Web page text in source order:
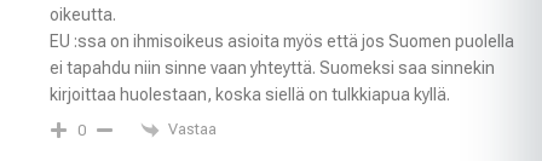
oikeutta.
EU :ssa on ihmisoikeus asioita myös että jos Suomen puolella
ei tapahdu niin sinne vaan yhteyttä. Suomeksi saa sinnekin
kirjoittaa huolestaan, koska siellä on tulkkiapua kyllä.
0 Vastaa